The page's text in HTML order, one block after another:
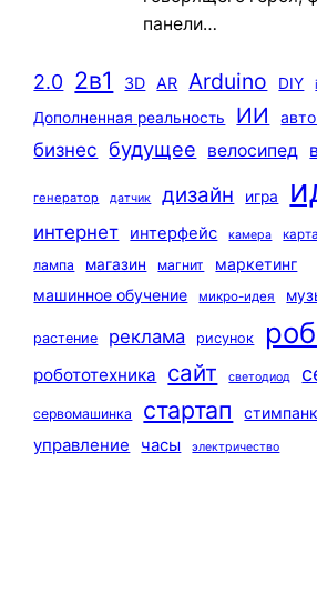
панели…
2.0 2в1 3D AR Arduino DIY
Дополненная реальность ИИ
бизнес будущее велосипед
генератор датчик дизайн игра
интернет интерфейс камера карта
лампа
магазин магнит
маркетинг
машинное обучение
микро-идея
растение реклама рисунок
робототехника сайт светодиод
сервомашинка стартап стимпанк
управление часы электричество